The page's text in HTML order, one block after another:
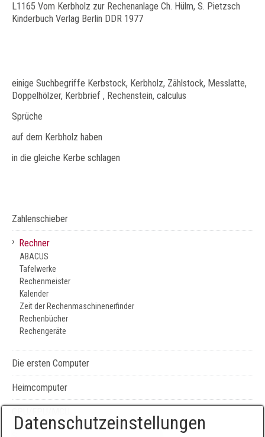
L1165 Vom Kerbholz zur Rechenanlage Ch. Hülm, S. Pietzsch
Kinderbuch Verlag Berlin DDR 1977
einige Suchbegriffe Kerbstock, Kerbholz, Zählstock, Messlatte,
Doppelhölzer, Kerbbrief , Rechenstein, calculus
Sprüche
auf dem Kerbholz haben
in die gleiche Kerbe schlagen
Zahlenschieber
› Rechner
ABACUS
Tafelwerke
Rechenmeister
Kalender
Zeit der Rechenmaschinenerfinder
Rechenbücher
Rechengeräte
Die ersten Computer
Heimcomputer
Datenschutzeinstellungen